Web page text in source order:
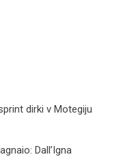
dirki v Motegiju
Dall’Igna